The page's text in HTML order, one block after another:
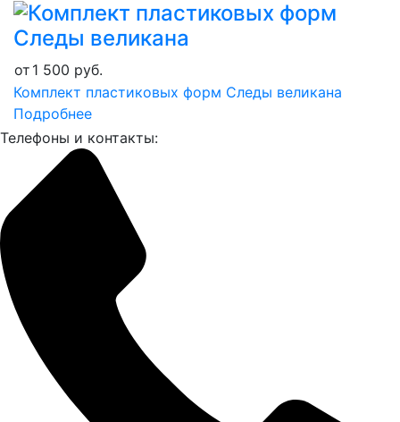
от 1 500 руб.
Комплект пластиковых форм Следы великана
Подробнее
Телефоны и контакты: